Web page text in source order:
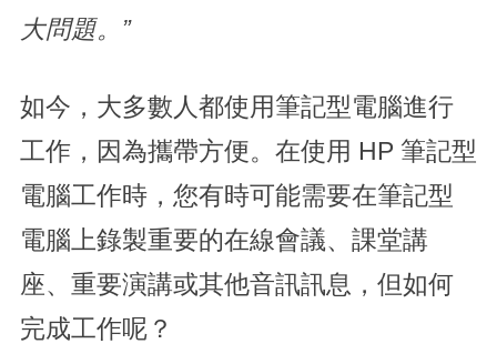
大問題。”
如今，大多數人都使用筆記型電腦進行
工作，因為攜帶方便。在使用 HP 筆記型
電腦工作時，您有時可能需要在筆記型
電腦上錄製重要的在線會議、課堂講
座、重要演講或其他音訊訊息，但如何
完成工作呢？